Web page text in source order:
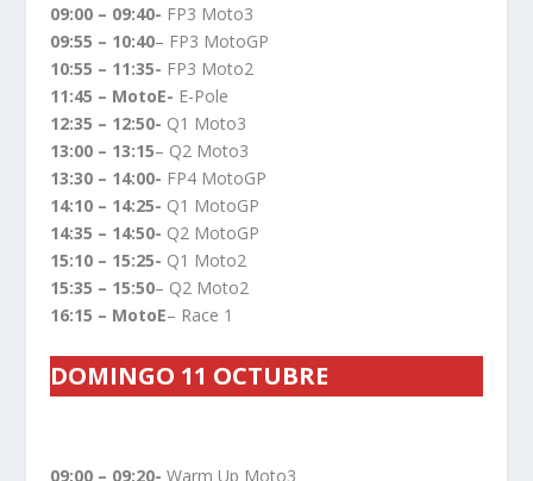
09:00 – 09:40- FP3 Moto3
09:55 – 10:40– FP3 MotoGP
10:55 – 11:35- FP3 Moto2
11:45 – MotoE- E-Pole
12:35 – 12:50- Q1 Moto3
13:00 – 13:15– Q2 Moto3
13:30 – 14:00- FP4 MotoGP
14:10 – 14:25- Q1 MotoGP
14:35 – 14:50- Q2 MotoGP
15:10 – 15:25- Q1 Moto2
15:35 – 15:50– Q2 Moto2
16:15 – MotoE– Race 1
DOMINGO 11 OCTUBRE
09:00 – 09:20- Warm Up Moto3